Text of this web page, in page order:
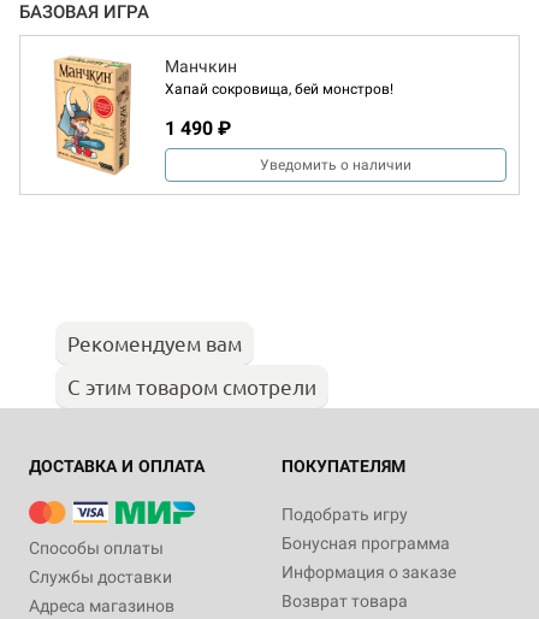
БАЗОВАЯ ИГРА
Манчкин
Хапай сокровища, бей монстров!
1 490 ₽
Уведомить о наличии
Рекомендуем вам
С этим товаром смотрели
ДОСТАВКА И ОПЛАТА
Способы оплаты
Службы доставки
Адреса магазинов
ПОКУПАТЕЛЯМ
Подобрать игру
Бонусная программа
Информация о заказе
Возврат товара